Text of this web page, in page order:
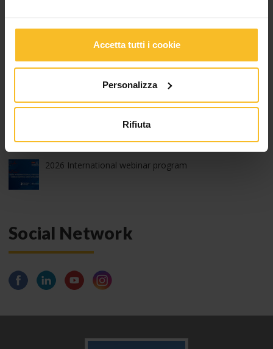
Accetta tutti i cookie
Personalizza
Rifiuta
Z-Experience, edizione 2026: grazie!
Run with Zhermack – 9^ edizione
2026 edition of Z-Experience
2026 International webinar program
Social Network